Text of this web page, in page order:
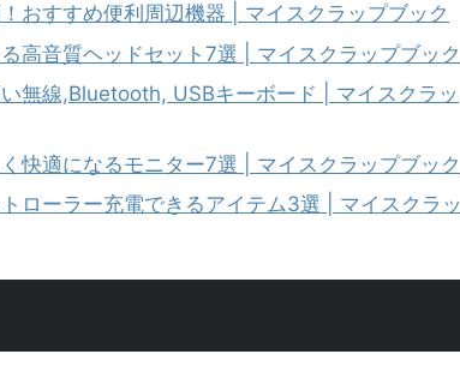
おすすめ便利周辺機器 | マイスクラップブック
高音質ヘッドセット7選 | マイスクラップブック
無線,Bluetooth, USBキーボード | マイスクラッ
快適になるモニター7選 | マイスクラップブック
ローラー充電できるアイテム3選 | マイスクラッ